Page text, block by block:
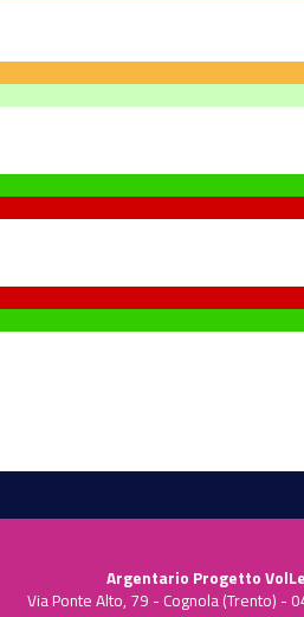
Argentario Progetto
Via Ponte Alto, 79 - Cognola (Trento) -